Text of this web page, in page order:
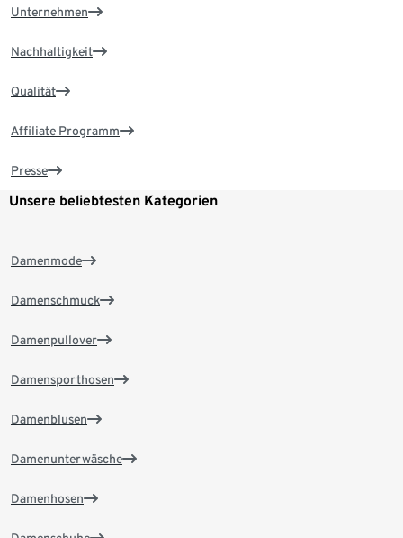
Unternehmen
Nachhaltigkeit
Qualität
Affiliate Programm
Presse
Unsere beliebtesten Kategorien
Damenmode
Damenschmuck
Damenpullover
Damensporthosen
Damenblusen
Damenunterwäsche
Damenhosen